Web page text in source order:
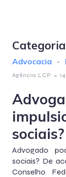
Categoria
Advocacia -
Agência LCP -
sociais?
Advogado
sociais? De
Conselho